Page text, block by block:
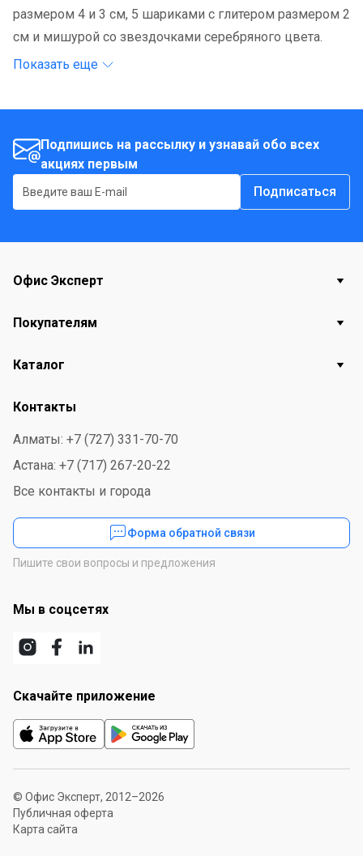
размером 4 и 3 см, 5 шариками с глитером размером 2
см и мишурой со звездочками серебряного цвета.
Показать еще
Подпишись на рассылку и узнавай обо всех
акциях первым
Подписаться
Офис Эксперт
Покупателям
Каталог
Контакты
Алматы: +7 (727) 331-70-70
Астана: +7 (717) 267-20-22
Все контакты и города
Форма обратной связи
Пишите свои вопросы и предложения
Мы в соцсетях
Скачайте приложение
© Офис Эксперт, 2012–2026
Публичная оферта
Карта сайта